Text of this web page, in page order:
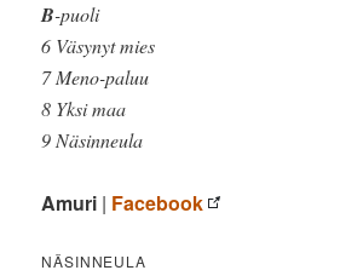
B-puoli
6 Väsynyt mies
7 Meno-paluu
8 Yksi maa
9 Näsinneula
Amuri | Facebook
NÄSINNEULA